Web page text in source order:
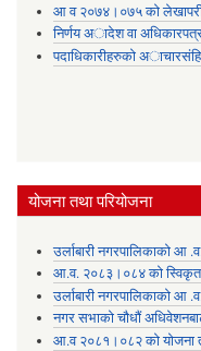
आ व २०७४।०७५ काे
निर्णय अादेश वा
पदाधिकारीहरुको
योजना तथा परियोजना
उर्लाबारी नगरपालिकाको आ
आ.व. २०८३।०८४ को स्विकृत
उर्लाबारी नगरपालिकाको आ
नगर सभाको चौधौं
आ.व २०८१।०८२ को योजना